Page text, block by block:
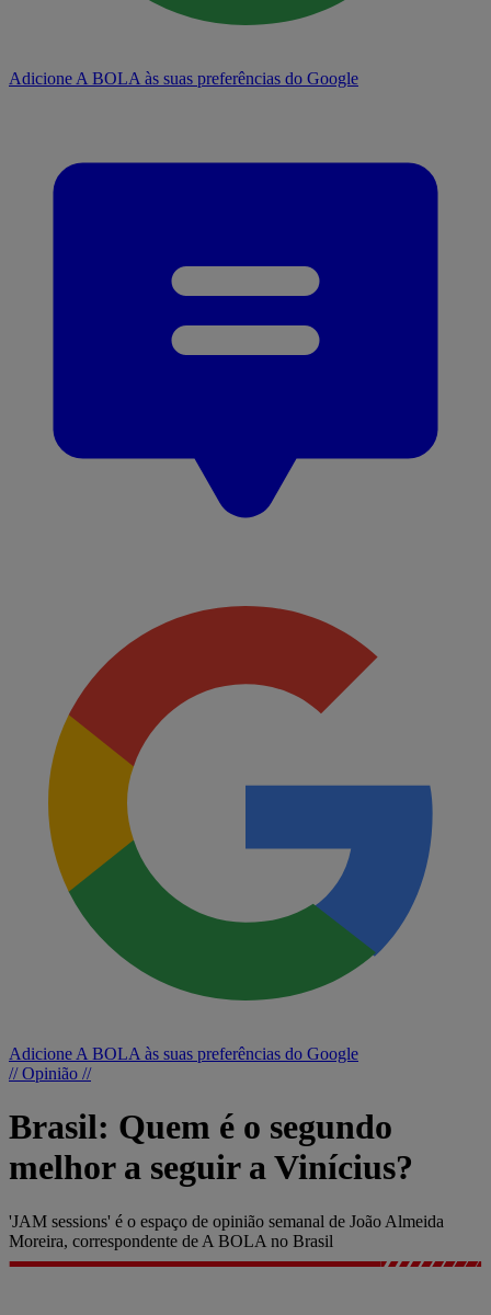
Adicione A BOLA às suas preferências do Google
Adicione A BOLA às suas preferências do Google
// Opinião //
Brasil: Quem é o segundo
melhor a seguir a Vinícius?
'JAM sessions' é o espaço de opinião semanal de João Almeida
Moreira, correspondente de A BOLA no Brasil